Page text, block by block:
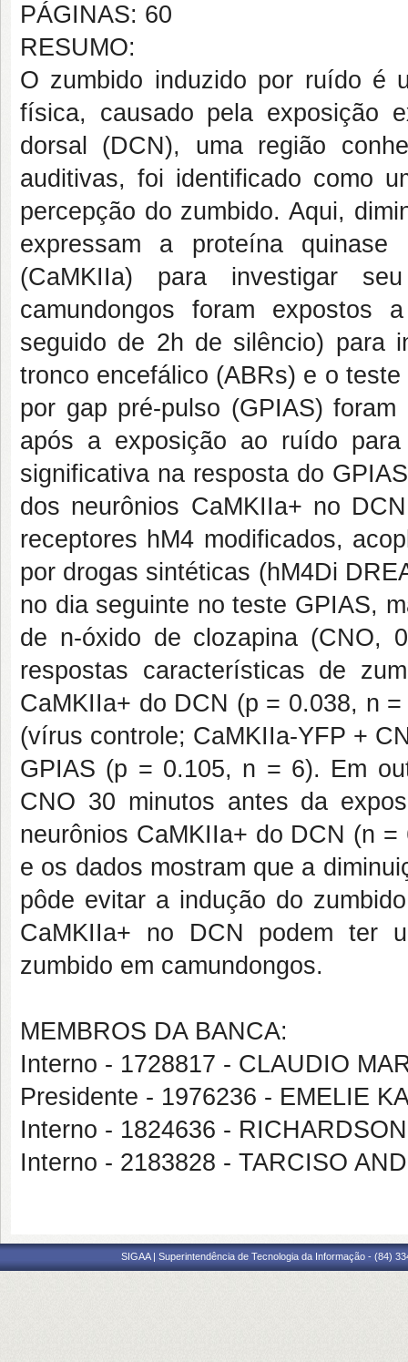
PÁGINAS: 60
RESUMO:
O zumbido induzido por ruído é
física, causado pela exposição
dorsal (DCN), uma região
auditivas, foi identificado como
percepção do zumbido. Aqui,
expressam a proteína quinase
(CaMKIIa) para investigar
camundongos foram expostos
seguido de 2h de silêncio) para
tronco encefálico (ABRs) e o
por gap pré-pulso (GPIAS)
após a exposição ao ruído
significativa na resposta do
dos neurônios CaMKIIa+ no
receptores hM4 modificados,
por drogas sintéticas (hM4Di
no dia seguinte no teste GPIAS,
de n-óxido de clozapina (CNO,
respostas características de
CaMKIIa+ do DCN (p = 0.038, n
(vírus controle; CaMKIIa-YFP +
GPIAS (p = 0.105, n = 6). Em
CNO 30 minutos antes da
neurônios CaMKIIa+ do DCN (n
e os dados mostram que a
pôde evitar a indução do
CaMKIIa+ no DCN podem ter
zumbido em camundongos.
MEMBROS DA BANCA:
Interno - 1728817 - CLAUDIO
Presidente - 1976236 - EMELIE
Interno - 1824636 -
Interno - 2183828 - TARCISO
SIGAA | Superintendência de Tecnologia da Informação - (84)